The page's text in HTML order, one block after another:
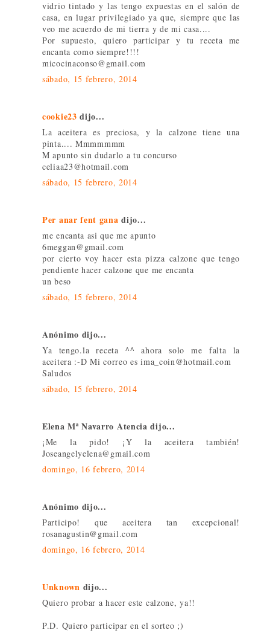
vidrio tintado y las tengo expuestas en el salón de
casa, en lugar privilegiado ya que, siempre que las
veo me acuerdo de mi tierra y de mi casa....
Por supuesto, quiero participar y tu receta me
encanta como siempre!!!!
micocinaconso@gmail.com
sábado, 15 febrero, 2014
cookie23 dijo...
La aceitera es preciosa, y la calzone tiene una
pinta.... Mmmmmmm
M apunto sin dudarlo a tu concurso
celiaa23@hotmail.com
sábado, 15 febrero, 2014
Per anar fent gana dijo...
me encanta asi que me apunto
6meggan@gmail.com
por cierto voy hacer esta pizza calzone que tengo
pendiente hacer calzone que me encanta
un beso
sábado, 15 febrero, 2014
Anónimo dijo...
Ya tengo.la receta ^^ ahora solo me falta la
aceitera :-D Mi correo es ima_coin@hotmail.com
Saludos
sábado, 15 febrero, 2014
Elena Mª Navarro Atencia dijo...
¡Me la pido! ¡Y la aceitera también!
Joseangelyelena@gmail.com
domingo, 16 febrero, 2014
Anónimo dijo...
Participo! que aceitera tan excepcional!
rosanagustin@gmail.com
domingo, 16 febrero, 2014
Unknown dijo...
Quiero probar a hacer este calzone, ya!!
P.D. Quiero participar en el sorteo ;)